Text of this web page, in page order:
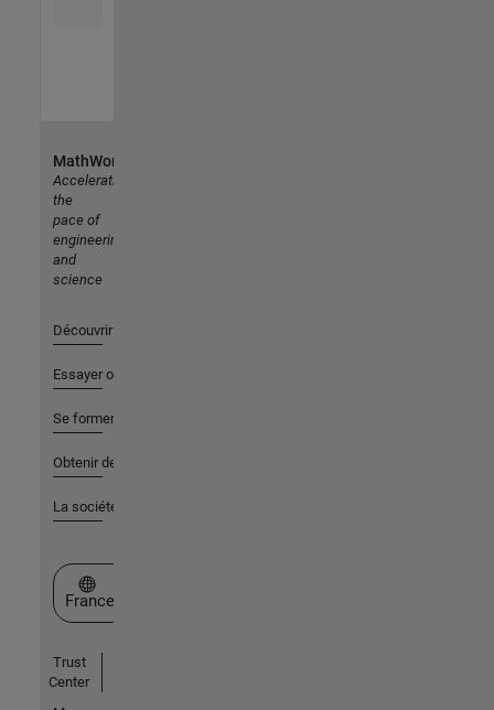
MathWorks
Accelerating
the
pace of
engineering
and
science
Découvrir les produits
Essayer ou acheter
Se former
Obtenir de l'aide
La société
Sélectionner un site web
France
Trust
Center